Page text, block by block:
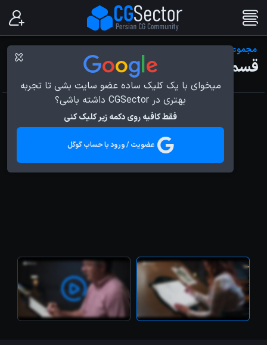
میخوای با یک کلیک ساده عضو سایت بشی تا تجربه
بهتری در CGSector داشته باشی؟
فقط کافیه روی دکمه زیر کلیک کنی
عضویت / ورود با حساب گوگل
مجموعه مستند اسکچبوک
قسمت پنجم - Samantha Vilfort